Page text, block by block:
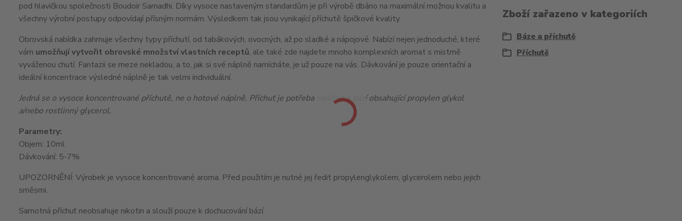
pod hlavičkou společnosti Boudoir Samadhi. Díky vysoce nastaveným standardům je při výrobě dbáno na maximální možnou kvalitu a
všechny výrobní postupy odpovídají přísným normám. Výsledkem tak jsou vynikající příchutě špičkové kvality.
Obrovská nabídka zahrnuje všechny typy příchutí, od tabákových, ovocných, až po sladké a nápojové. Nabízí nejen jednoduché, které
vám umožňují vytvořit obrovské množství vlastních receptů, ale také zde najdete mnoho komplexních aromat s mistrně
vyváženou chutí. Fantazii se meze nekladou, a to, jak si své náplně namícháte, je už pouze na vás. Dávkování je pouze orientační a
ideální koncentrace výsledné náplně je tak velmi individuální.
Jedná se o vysoce koncentrované příchutě, ne o hotové náplně. Příchuť je potřeba smíchat s bází obsahující propylen glykol
a/nebo rostlinný glycerol.
Parametry:
Objem: 10ml
Dávkování: 5-7%
UPOZORNĚNÍ: Výrobek je vysoce koncentrované aroma. Před použitím je nutné jej ředit propylenglykolem, glycerolem nebo jejich
směsmi.
Samotná příchuť neobsahuje nikotin a slouží pouze k dochucování bází.
Zboží zařazeno v kategoriích
Báze a příchutě
Příchutě